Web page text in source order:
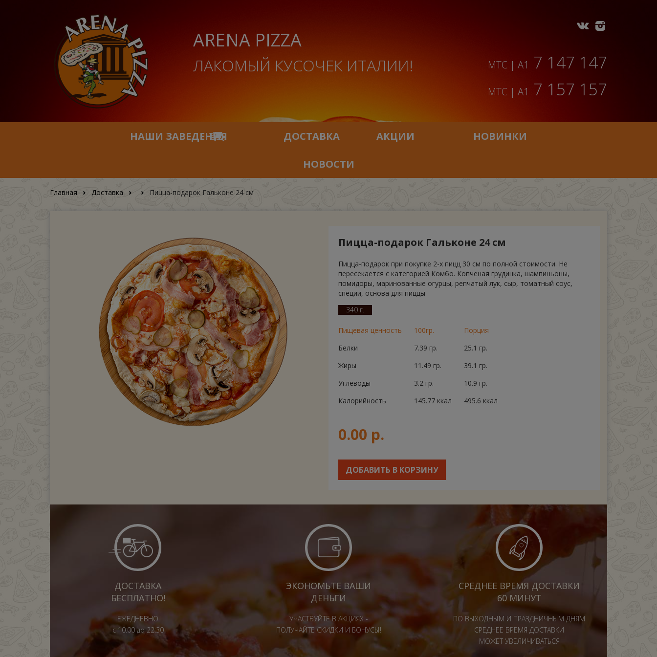
ARENA PIZZA
ЛАКОМЫЙ КУСОЧЕК ИТАЛИИ! МТС | A1 7 147 147
МТС | A1 7 157 157
НАШИ ЗАВЕДЕНИЯ ДОСТАВКА АКЦИИ НОВИНКИ
НОВОСТИ
Главная Доставка Пицца-подарок Гальконе 24 см
Пицца-подарок Гальконе 24 см
Пицца-подарок при покупке 2-х пицц 30 см по полной стоимости. Не
пересекается с категорией Комбо. Копченая грудинка, шампиньоны,
помидоры, маринованные огурцы, репчатый лук, сыр, томатный соус,
специи, основа для пиццы
340 г.
Пищевая ценность 100гр.
Порция
Белки
7.39 гр.
25.1 гр.
Жиры
11.49 гр.
39.1 гр.
Углеводы
3.2 гр.
10.9 гр.
Калорийность
145.77 ккал 495.6 ккал
0.00 р.
ДОБАВИТЬ В КОРЗИНУ
ДОСТАВКА
БЕСПЛАТНО!
ЕЖЕДНЕВНО
с 10:00 до 22:30
ЭКОНОМЬТЕ ВАШИ
ДЕНЬГИ
УЧАСТВУЙТЕ В АКЦИЯХ -
ПОЛУЧАЙТЕ СКИДКИ И БОНУСЫ!
СРЕДНЕЕ ВРЕМЯ ДОСТАВКИ
60 МИНУТ
ПО ВЫХОДНЫМ И ПРАЗДНИЧНЫМ ДНЯМ
СРЕДНЕЕ ВРЕМЯ ДОСТАВКИ
МОЖЕТ УВЕЛИЧИВАТЬСЯ